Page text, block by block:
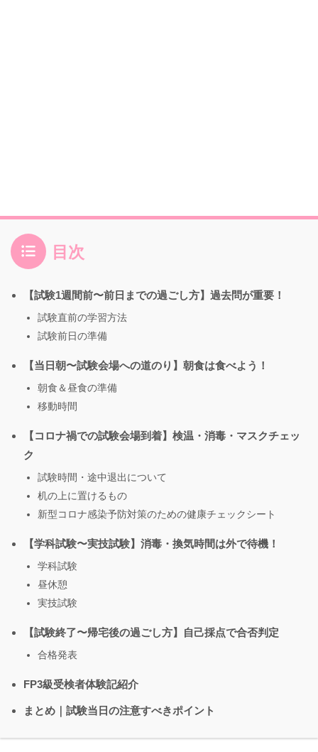
目次
【試験1週間前〜前日までの過ごし方】過去問が重要！
試験直前の学習方法
試験前日の準備
【当日朝〜試験会場への道のり】朝食は食べよう！
朝食＆昼食の準備
移動時間
【コロナ禍での試験会場到着】検温・消毒・マスクチェッ
ク
試験時間・途中退出について
机の上に置けるもの
新型コロナ感染予防対策のための健康チェックシート
【学科試験〜実技試験】消毒・換気時間は外で待機！
学科試験
昼休憩
実技試験
【試験終了〜帰宅後の過ごし方】自己採点で合否判定
合格発表
FP3級受検者体験記紹介
まとめ｜試験当日の注意すべきポイント